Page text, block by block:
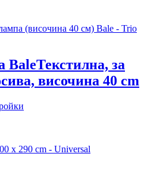
BaleТекстилна, за
височина 40 cm